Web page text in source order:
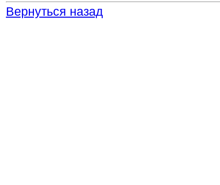
Вернуться назад